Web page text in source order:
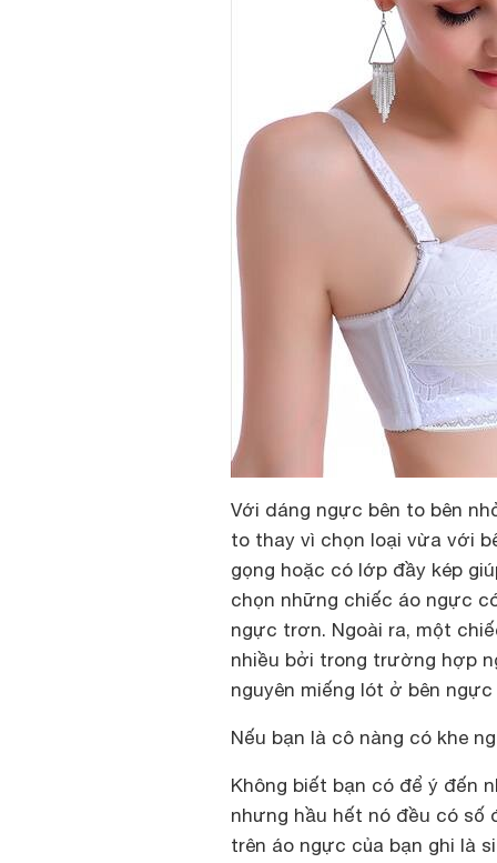
Với dáng ngực bên to bên
to thay vì chọn loại vừa với
gọng hoặc có lớp đầy kép
chọn những chiếc áo ngực
ngực trơn. Ngoài ra, một
nhiều bởi trong trường hợp
nguyên miếng lót ở bên
Nếu bạn là cô nàng có khe
Không biết bạn có để ý đến
nhưng hầu hết nó đều có số
trên áo ngực của bạn ghi là